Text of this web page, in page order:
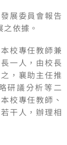
展委員會報告
依據。
校專任教師兼
一人，由校長
，襄助主任推
研議分析等二
校專任教師、
干人，辦理相